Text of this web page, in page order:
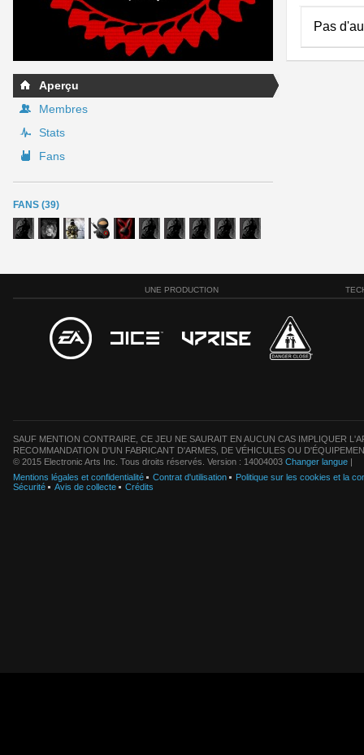
Aperçu
Membres
Stats
Fans
FANS (39)
Pas
UNE PRODUCTION
SAUF MENTION CONTRAIRE, CE JEU NE SAURAIT EN AUCUN CAS IMPLIQUER
RECOMMANDATION D'UN FABRICANT D'ARMES, DE VÉHICULES OU
© 2015 Electronic Arts Inc. Tous droits réservés. Version : 14004003 Changer langue |
Mentions légales et confidentialité
Contrat d'utilisation
Politique sur les cookies et la
Sécurité
Avis de collecte Crédits